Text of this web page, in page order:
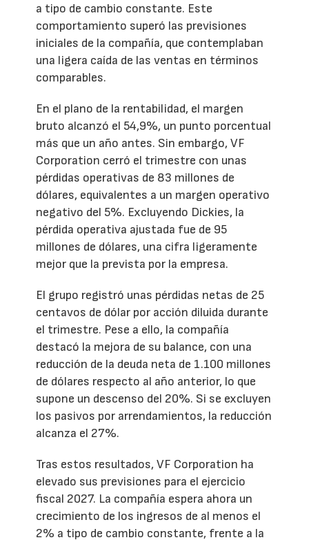
a tipo de cambio constante. Este
comportamiento superó las previsiones
iniciales de la compañía, que contemplaban
una ligera caída de las ventas en términos
comparables.
En el plano de la rentabilidad, el margen
bruto alcanzó el 54,9%, un punto porcentual
más que un año antes. Sin embargo, VF
Corporation cerró el trimestre con unas
pérdidas operativas de 83 millones de
dólares, equivalentes a un margen operativo
negativo del 5%. Excluyendo Dickies, la
pérdida operativa ajustada fue de 95
millones de dólares, una cifra ligeramente
mejor que la prevista por la empresa.
El grupo registró unas pérdidas netas de 25
centavos de dólar por acción diluida durante
el trimestre. Pese a ello, la compañía
destacó la mejora de su balance, con una
reducción de la deuda neta de 1.100 millones
de dólares respecto al año anterior, lo que
supone un descenso del 20%. Si se excluyen
los pasivos por arrendamientos, la reducción
alcanza el 27%.
Tras estos resultados, VF Corporation ha
elevado sus previsiones para el ejercicio
fiscal 2027. La compañía espera ahora un
crecimiento de los ingresos de al menos el
2% a tipo de cambio constante, frente a la